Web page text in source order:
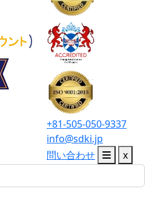
+81-505-050-9337
info@sdki.jp
問い合わせ
x